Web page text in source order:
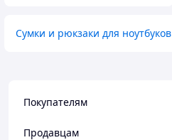
Сумки и рюкзаки для ноутбуков
Покупателям
Продавцам